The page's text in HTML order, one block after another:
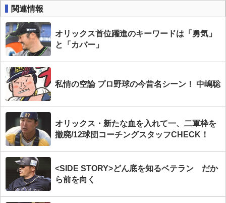
関連情報
オリックス首位躍進のキーワードは「勇気」
と「カバー」
私情の空論 プロ野球の今昔名シーン！ 中嶋聡
オリックス・新たな血を入れて一、二軍枠を
撤廃/12球団コーチングスタッフCHECK！
<SIDE STORY>どん底を知るベテラン だか
ら前を向く